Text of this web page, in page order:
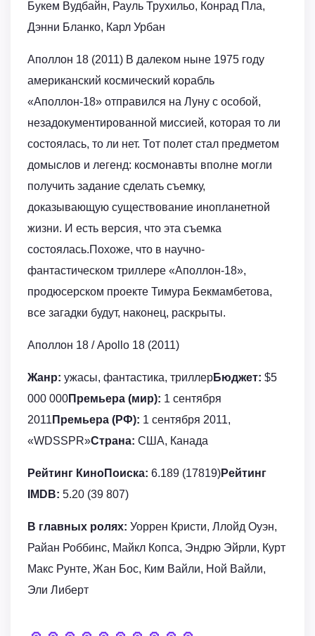
Букем Вудбайн, Рауль Трухильо, Конрад Пла,
Дэнни Бланко, Карл Урбан
Аполлон 18 (2011) В далеком ныне 1975 году
американский космический корабль
«Аполлон-18» отправился на Луну с особой,
незадокументированной миссией, которая то ли
состоялась, то ли нет. Тот полет стал предметом
домыслов и легенд: космонавты вполне могли
получить задание сделать съемку,
доказывающую существование инопланетной
жизни. И есть версия, что эта съемка
состоялась.Похоже, что в научно-
фантастическом триллере «Аполлон-18»,
продюсерском проекте Тимура Бекмамбетова,
все загадки будут, наконец, раскрыты.
Аполлон 18 / Apollo 18 (2011)
Жанр: ужасы, фантастика, триллерБюджет: $5
000 000Премьера (мир): 1 сентября
2011 Премьера (РФ): 1 сентября 2011,
«WDSSPR»Страна: США, Канада
Рейтинг КиноПоиска: 6.189 (17819)Рейтинг
IMDB: 5.20 (39 807)
В главных ролях: Уоррен Кристи, Ллойд Оуэн,
Райан Роббинс, Майкл Копса, Эндрю Эйрли, Курт
Макс Рунте, Жан Бос, Ким Вайли, Ной Вайли,
Эли Либерт